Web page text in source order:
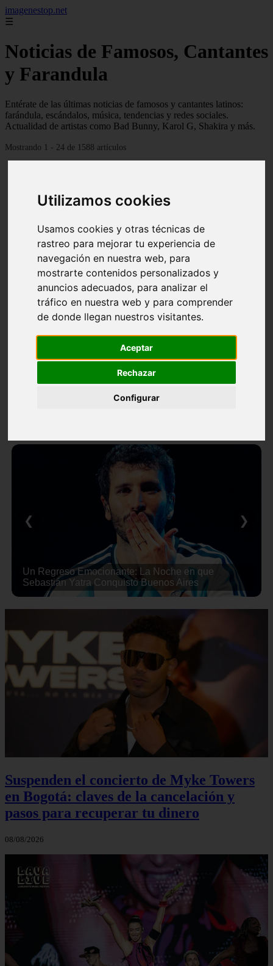
Utilizamos cookies
Usamos cookies y otras técnicas de
rastreo para mejorar tu experiencia de
navegación en nuestra web, para
mostrarte contenidos personalizados y
anuncios adecuados, para analizar el
tráfico en nuestra web y para comprender
de donde llegan nuestros visitantes.
Aceptar
Rechazar
Configurar
imagenestop.net
☰
Noticias de Famosos, Cantantes
y Farandula
Entérate de las últimas noticias de famosos y cantantes latinos:
farándula, escándalos, música, tendencias y redes sociales.
Actualidad de artistas como Bad Bunny, Karol G, Shakira y más.
Mostrando 1 - 24 de 1588 artículos
Un Regreso Emocionante: La Noche en que
Sebastián Yatra Conquistó Buenos Aires
❮ ❯
Suspenden el concierto de Myke Towers
en Bogotá: claves de la cancelación y
pasos para recuperar tu dinero
08/08/2026